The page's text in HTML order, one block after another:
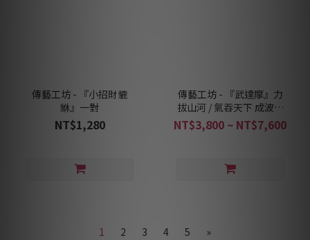
傳藝工坊 - 『小招財貔
貅』一對
NT$1,280
傳藝工坊 - 『武達摩』力
拔山河 / 氣吞天下 成波老
師作品 達摩祖師
NT$3,800 ~ NT$7,600
1 2 3 4 5 »